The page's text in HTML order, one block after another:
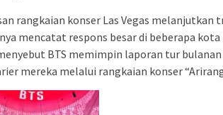
rangkaian konser Las Vegas melanjutkan
mencatat respons besar di beberapa
BTS memimpin laporan tur
mereka melalui rangkaian konser